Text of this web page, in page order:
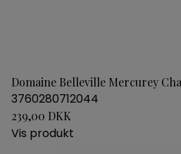
Domaine Belleville Mercurey
3760280712044
239,00 DKK
Vis produkt